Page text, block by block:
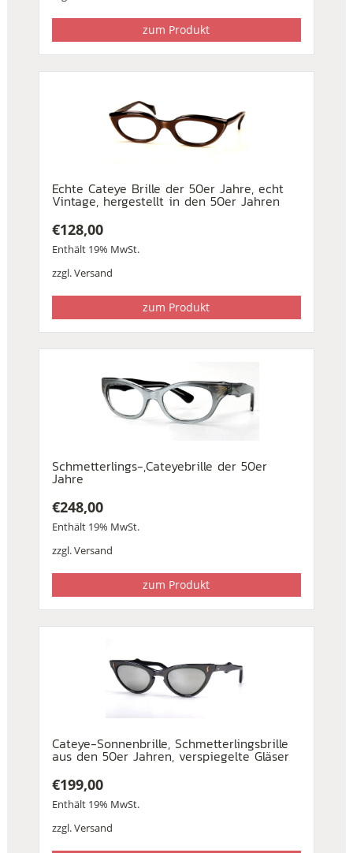
zum Produkt
Echte Cateye Brille der 50er Jahre, echt
Vintage, hergestellt in den 50er Jahren
€128,00
Enthält 19% MwSt.
zzgl.Versand
zum Produkt
Schmetterlings-,Cateyebrille der 50er
Jahre
€248,00
Enthält 19% MwSt.
zzgl.Versand
zum Produkt
Cateye-Sonnenbrille, Schmetterlingsbrille
aus den 50er Jahren, verspiegelte Gläser
€199,00
Enthält 19% MwSt.
zzgl.Versand